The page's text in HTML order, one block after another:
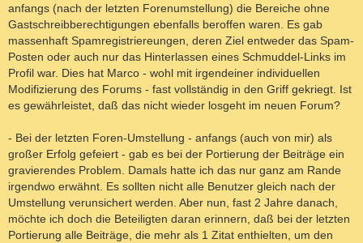
anfangs (nach der letzten Forenumstellung) die Bereiche ohne
Gastschreibberechtigungen ebenfalls beroffen waren. Es gab
massenhaft Spamregistriereungen, deren Ziel entweder das Spam-
Posten oder auch nur das Hinterlassen eines Schmuddel-Links im
Profil war. Dies hat Marco - wohl mit irgendeiner individuellen
Modifizierung des Forums - fast vollständig in den Griff gekriegt. Ist
es gewährleistet, daß das nicht wieder losgeht im neuen Forum?
- Bei der letzten Foren-Umstellung - anfangs (auch von mir) als
großer Erfolg gefeiert - gab es bei der Portierung der Beiträge ein
gravierendes Problem. Damals hatte ich das nur ganz am Rande
irgendwo erwähnt. Es sollten nicht alle Benutzer gleich nach der
Umstellung verunsichert werden. Aber nun, fast 2 Jahre danach,
möchte ich doch die Beteiligten daran erinnern, daß bei der letzten
Portierung alle Beiträge, die mehr als 1 Zitat enthielten, um den